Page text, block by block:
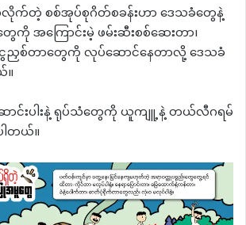
တဲ့ စစ်အုပ်စုဂိတ်စခန်းဟာ ဒေသခံတွေနဲ့
ကို အကြောင်းမဲ့ ဖမ်းဆီးစစ်ဆေးတာ၊
ညှစ်တာတွေကို လုပ်ဆောင်နေတာလို့ ဒေသခံ
ောင်းပါးနဲ့ ရုပ်သံတွေကို ယူကျူ့နဲ့ တယ်လီဂရမ်
တယ်။